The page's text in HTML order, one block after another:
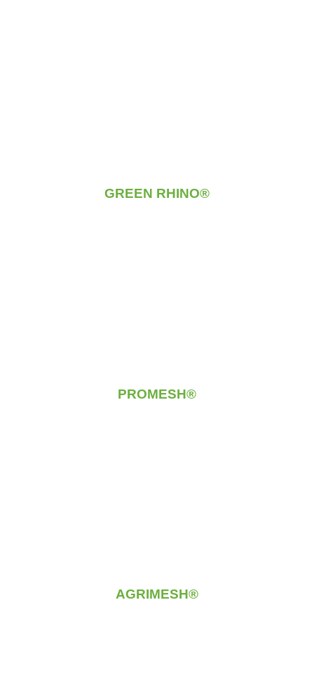
GREEN RHINO®
PROMESH®
AGRIMESH®